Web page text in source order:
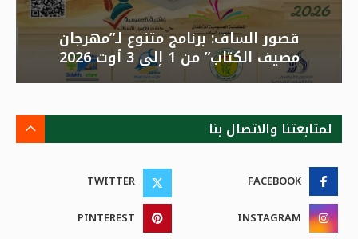
قصور الساف: برنامج متنوع لـ”مهرجان
مصيف الكتاب” من 1 إلى 3 أوت 2026
لمتابعتنا والاتصال بنا
FACEBOOK
TWITTER
INSTAGRAM
PINTEREST